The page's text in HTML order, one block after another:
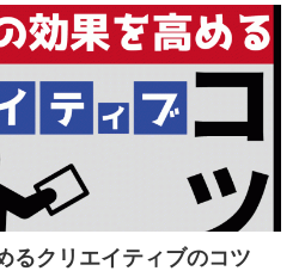
るクリエイティブのコツ